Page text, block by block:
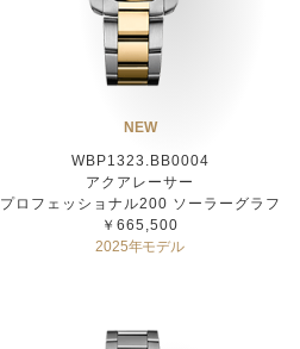
NEW
WBP1323.BB0004
アクアレーサー
プロフェッショナル200 ソーラーグラフ
￥665,500
2025年モデル